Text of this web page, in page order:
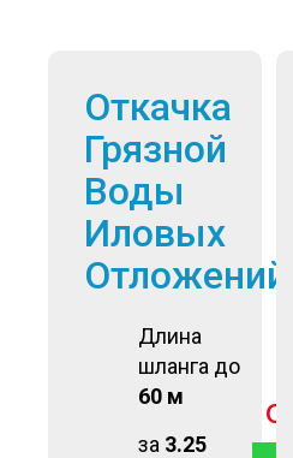
Откачка
Грязной
Воды
Иловых
Отложений
Длина
шланга до
60 м
за 3.25
от